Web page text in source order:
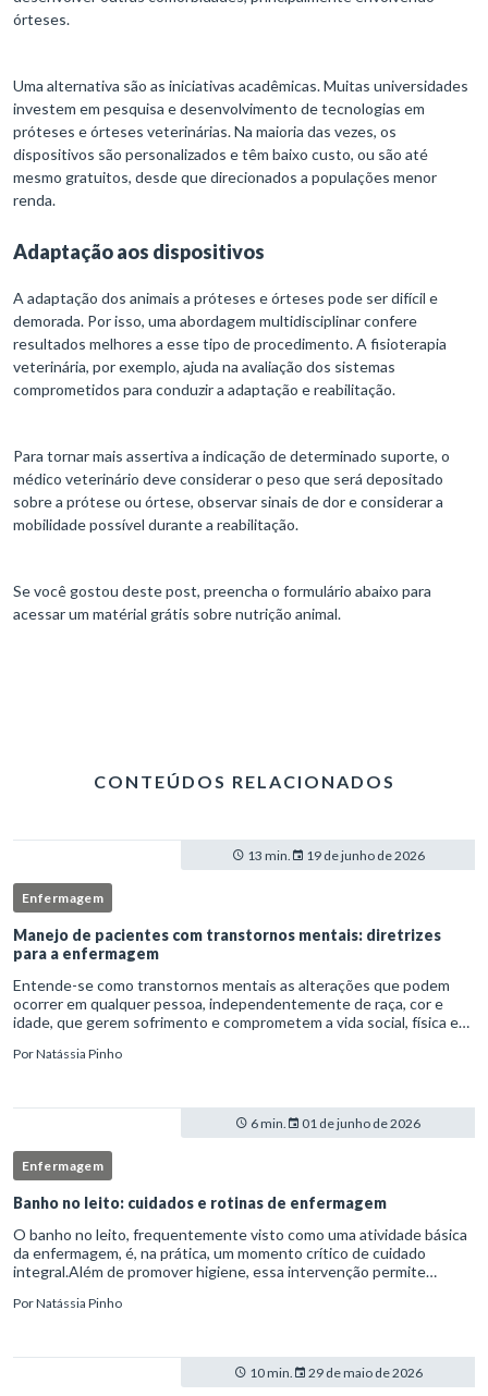
órteses.
Uma alternativa são as iniciativas acadêmicas. Muitas universidades
investem em pesquisa e desenvolvimento de tecnologias em
próteses e órteses veterinárias. Na maioria das vezes, os
dispositivos são personalizados e têm baixo custo, ou são até
mesmo gratuitos, desde que direcionados a populações menor
renda.
Adaptação aos dispositivos
A adaptação dos animais a próteses e órteses pode ser difícil e
demorada. Por isso, uma abordagem multidisciplinar confere
resultados melhores a esse tipo de procedimento. A fisioterapia
veterinária, por exemplo, ajuda na avaliação dos sistemas
comprometidos para conduzir a adaptação e reabilitação.
Para tornar mais assertiva a indicação de determinado suporte, o
médico veterinário deve considerar o peso que será depositado
sobre a prótese ou órtese, observar sinais de dor e considerar a
mobilidade possível durante a reabilitação.
Se você gostou deste post, preencha o formulário abaixo para
acessar um matérial grátis sobre nutrição animal.
CONTEÚDOS RELACIONADOS
13 min. 19 de junho de 2026
Enfermagem
Manejo de pacientes com transtornos mentais: diretrizes
para a enfermagem
Entende-se como transtornos mentais as alterações que podem
ocorrer em qualquer pessoa, independentemente de raça, cor e
idade, que gerem sofrimento e comprometem a vida social, física e
PorNatássia Pinho
6 min. 01 de junho de 2026
Enfermagem
Banho no leito: cuidados e rotinas de enfermagem
O banho no leito, frequentemente visto como uma atividade básica
da enfermagem, é, na prática, um momento crítico de cuidado
integral.Além de promover higiene, essa intervenção permite
PorNatássia Pinho
10 min. 29 de maio de 2026